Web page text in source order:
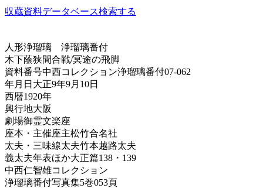
収蔵資料データベース検索する
人形浄瑠璃 浄瑠璃番付
木下蔭狭間合戦/冥途の飛脚
資料番号中西コレクション浄瑠璃番付07-062
年月日 大正9年9月10日
西暦1920年
興行地大阪
劇場御霊文楽座
座本・主催座主松竹合名社
太夫・三味線太夫竹本越路太夫
義太夫年表ほか大正篇138・139
中西仁智雄コレクション
浄瑠璃番付写真集5巻053頁